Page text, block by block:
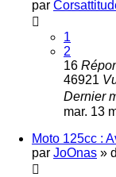
par
1
2
16
46921
Dernier
mar. 13
Moto 125cc :
par JoOnas »